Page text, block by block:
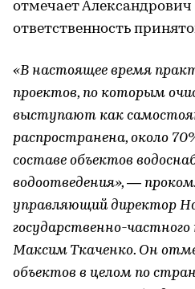
отмечает
ответственность
«В настоящее время
проектов, по которым
выступают как
распространена, около
составе объектов
водоотведения», —
управляющий директор
государственно-
Максим Ткаченко. Он
объектов в целом по